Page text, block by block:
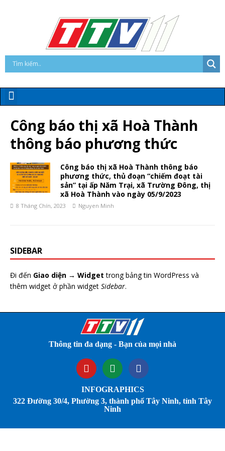
Công báo thị xã Hoà Thành
thông báo phương thức
Công báo thị xã Hoà Thành thông báo
phương thức, thủ đoạn “chiếm đoạt tài
sản” tại ấp Năm Trại, xã Trường Đông, thị
xã Hoà Thành vào ngày 05/9/2023
8 Tháng Chín, 2023 Nguyen Minh
SIDEBAR
Đi đến Giao diện → Widget trong bảng tin WordPress và
thêm widget ở phần widget Sidebar.
Thông tin đa dạng - Bạn của mọi nhà
INFOGRAPHICS
322 Đường 30/4, Phường 3, thành phố Tây Ninh, tỉnh Tây
Ninh